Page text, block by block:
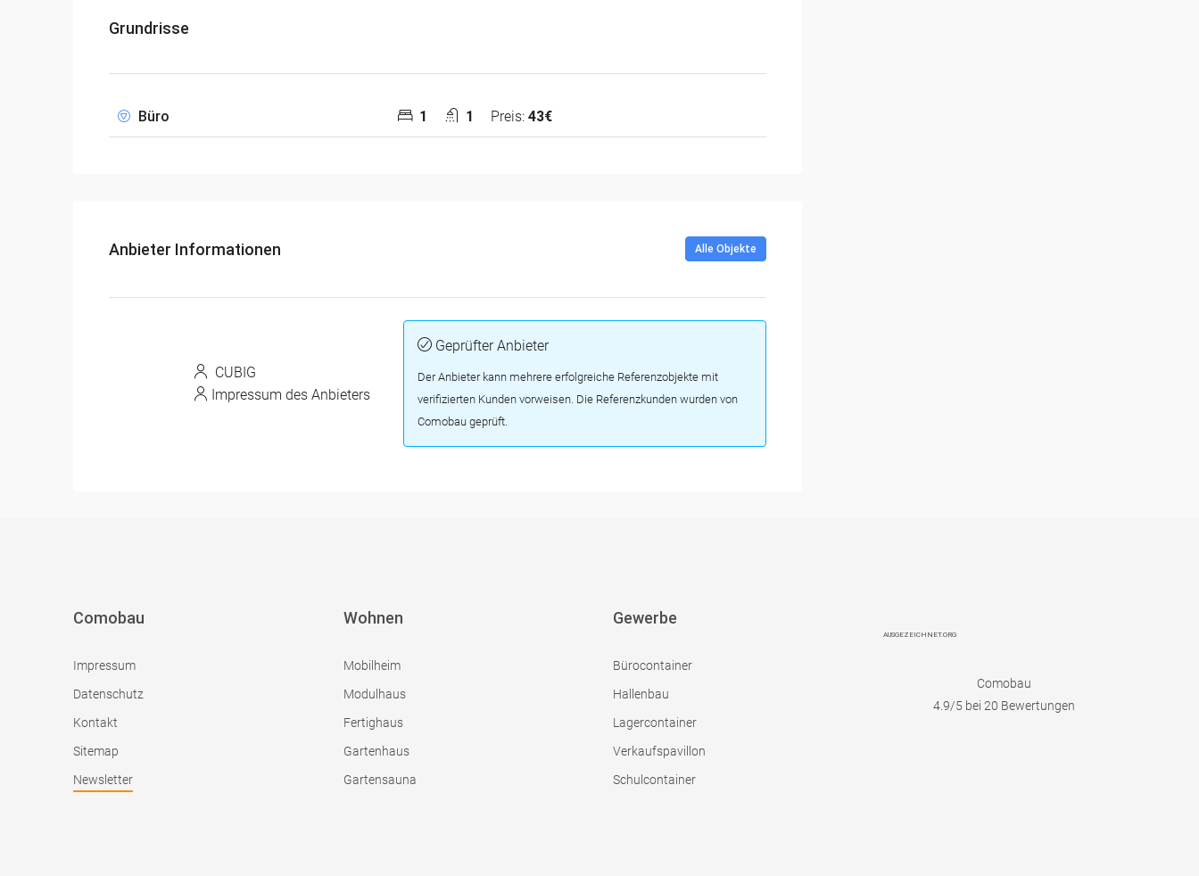
Grundrisse
Büro 1 1 Preis: 43€
Anbieter Informationen Alle Objekte
CUBIG
Impressum des Anbieters
Geprüfter Anbieter
Der Anbieter kann mehrere erfolgreiche Referenzobjekte mit
verifizierten Kunden vorweisen. Die Referenzkunden wurden von
Comobau geprüft.
Comobau
Impressum
Datenschutz
Kontakt
Sitemap
Newsletter
Wohnen
Mobilheim
Modulhaus
Fertighaus
Gartenhaus
Gartensauna
Gewerbe
Bürocontainer
Hallenbau
Lagercontainer
Verkaufspavillon
Schulcontainer
AUSGEZEICHNET.ORG
Comobau
4.9/5 bei20 Bewertungen